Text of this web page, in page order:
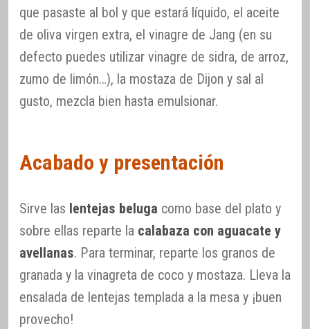
que pasaste al bol y que estará líquido, el aceite
de oliva virgen extra, el vinagre de Jang (en su
defecto puedes utilizar vinagre de sidra, de arroz,
zumo de limón…), la mostaza de Dijon y sal al
gusto, mezcla bien hasta emulsionar.
Acabado y presentación
Sirve las lentejas beluga como base del plato y
sobre ellas reparte la calabaza con aguacate y
avellanas. Para terminar, reparte los granos de
granada y la vinagreta de coco y mostaza. Lleva la
ensalada de lentejas templada a la mesa y ¡buen
provecho!